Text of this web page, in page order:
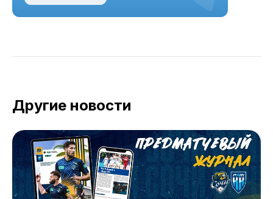
Другие новости